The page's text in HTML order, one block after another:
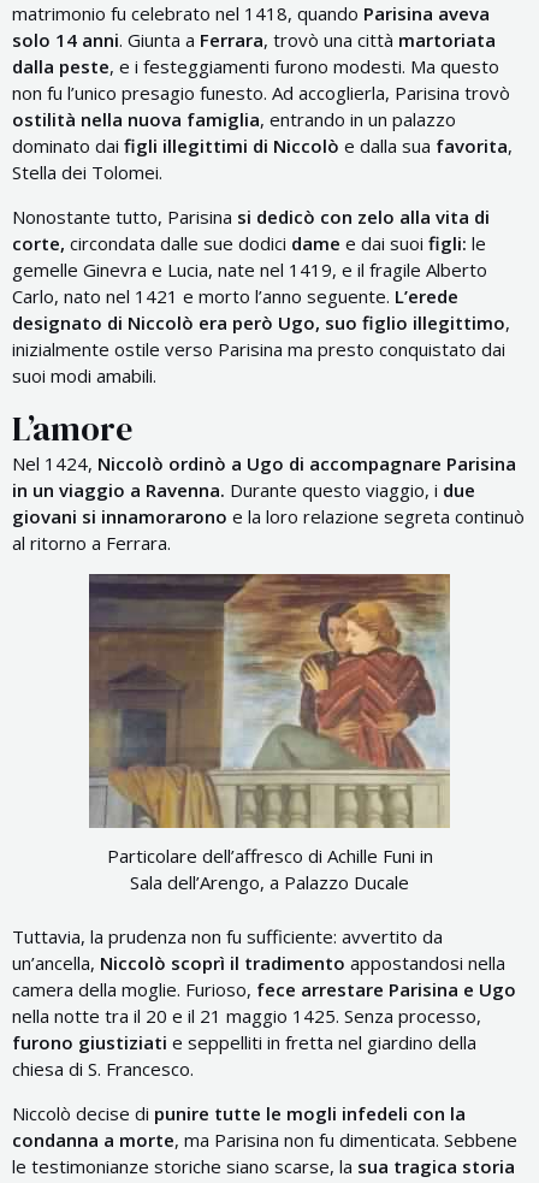
matrimonio fu celebrato nel 1418, quando Parisina aveva
solo 14 anni. Giunta a Ferrara, trovò una città martoriata
dalla peste, e i festeggiamenti furono modesti. Ma questo
non fu l’unico presagio funesto. Ad accoglierla, Parisina trovò
ostilità nella nuova famiglia, entrando in un palazzo
dominato dai figli illegittimi di Niccolò e dalla sua favorita,
Stella dei Tolomei.
Nonostante tutto, Parisina si dedicò con zelo alla vita di
corte, circondata dalle sue dodici dame e dai suoi figli: le
gemelle Ginevra e Lucia, nate nel 1419, e il fragile Alberto
Carlo, nato nel 1421 e morto l’anno seguente. L’erede
designato di Niccolò era però Ugo, suo figlio illegittimo,
inizialmente ostile verso Parisina ma presto conquistato dai
suoi modi amabili.
L’amore
Nel 1424, Niccolò ordinò a Ugo di accompagnare Parisina
in un viaggio a Ravenna. Durante questo viaggio, i due
giovani si innamorarono e la loro relazione segreta continuò
al ritorno a Ferrara.
Particolare dell’affresco di Achille Funi in
Sala dell’Arengo, a Palazzo Ducale
Tuttavia, la prudenza non fu sufficiente: avvertito da
un’ancella, Niccolò scoprì il tradimento appostandosi nella
camera della moglie. Furioso, fece arrestare Parisina e Ugo
nella notte tra il 20 e il 21 maggio 1425. Senza processo,
furono giustiziati e seppelliti in fretta nel giardino della
chiesa di S. Francesco.
Niccolò decise di punire tutte le mogli infedeli con la
condanna a morte, ma Parisina non fu dimenticata. Sebbene
le testimonianze storiche siano scarse, la sua tragica storia